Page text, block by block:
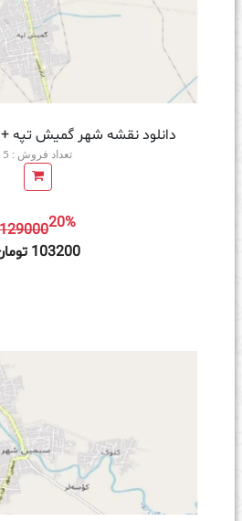
دانلود نقشه شهر گمیش تپه + pdf با کیفیت بالا
تعداد فروش : 5
12900020%
103200 تومان